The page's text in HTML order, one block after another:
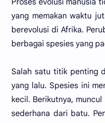
Proses evolusi manusia
yang memakan waktu
berevolusi di Afrika.
berbagai spesies yang
Salah satu titik penting
yang lalu. Spesies ini
kecil. Berikutnya, muncul
sederhana dari batu.